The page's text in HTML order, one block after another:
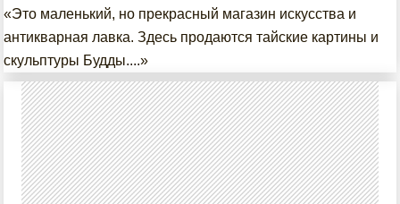
«Это маленький, но прекрасный магазин искусства и
антикварная лавка. Здесь продаются тайские картины и
скульптуры Будды....»